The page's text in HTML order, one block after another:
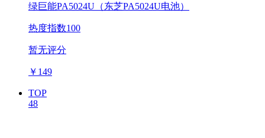
绿巨能PA5024U（东芝PA5024U电池）
热度指数100
暂无评分
￥ 149
TOP
48